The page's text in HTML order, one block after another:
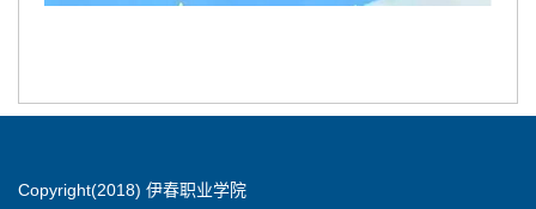
Copyright(2018) 伊春职业学院